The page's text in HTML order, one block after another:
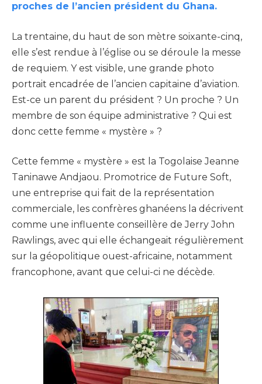
proches de l’ancien président du Ghana.
La trentaine, du haut de son mètre soixante-cinq,
elle s’est rendue à l’église ou se déroule la messe
de requiem. Y est visible, une grande photo
portrait encadrée de l’ancien capitaine d’aviation.
Est-ce un parent du président ? Un proche ? Un
membre de son équipe administrative ? Qui est
donc cette femme « mystère » ?
Cette femme « mystère » est la Togolaise Jeanne
Taninawe Andjaou. Promotrice de Future Soft,
une entreprise qui fait de la représentation
commerciale, les confrères ghanéens la décrivent
comme une influente conseillère de Jerry John
Rawlings, avec qui elle échangeait régulièrement
sur la géopolitique ouest-africaine, notamment
francophone, avant que celui-ci ne décède.